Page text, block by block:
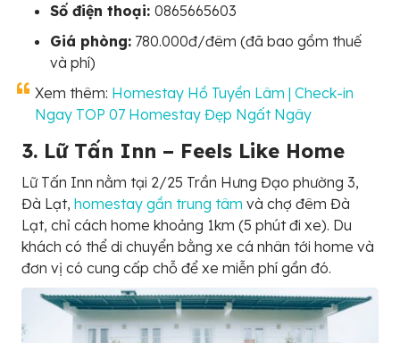
Số điện thoại: 0865665603
Giá phòng: 780.000đ/đêm (đã bao gồm thuế
và phí)
Xem thêm: Homestay Hồ Tuyền Lâm | Check-in
Ngay TOP 07 Homestay Đẹp Ngất Ngây
3. Lữ Tấn Inn – Feels Like Home
Lữ Tấn Inn nằm tại 2/25 Trần Hưng Đạo phường 3,
Đà Lạt, homestay gần trung tâm và chợ đêm Đà
Lạt, chỉ cách home khoảng 1km (5 phút đi xe). Du
khách có thể di chuyển bằng xe cá nhân tới home và
đơn vị có cung cấp chỗ để xe miễn phí gần đó.